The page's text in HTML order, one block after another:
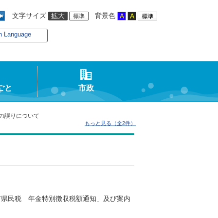
文字サイズ 背景色
Language
と 市政
誤りについて
もっと見る（全2件）
民税 年金特別徴収税額通知」及び案内